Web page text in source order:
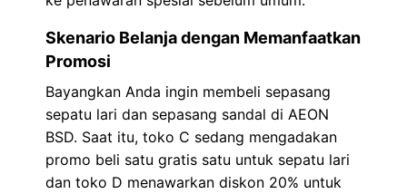
Skenario Belanja dengan Memanfaatkan
Promosi
Bayangkan Anda ingin membeli sepasang
sepatu lari dan sepasang sandal di AEON
BSD. Saat itu, toko C sedang mengadakan
promo beli satu gratis satu untuk sepatu lari
dan toko D menawarkan diskon 20% untuk